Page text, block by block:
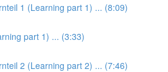
1 (Learning part 1) ... (8:09)
part 1) ... (3:33)
2 (Learning part 2) ... (7:46)